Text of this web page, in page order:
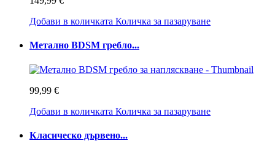
Добави в количката Количка за пазаруване
Метално BDSM гребло...
99,99 €
Добави в количката Количка за пазаруване
Класическо дървено...